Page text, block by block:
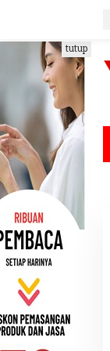
e
k
o
n
t
e
n
tutup